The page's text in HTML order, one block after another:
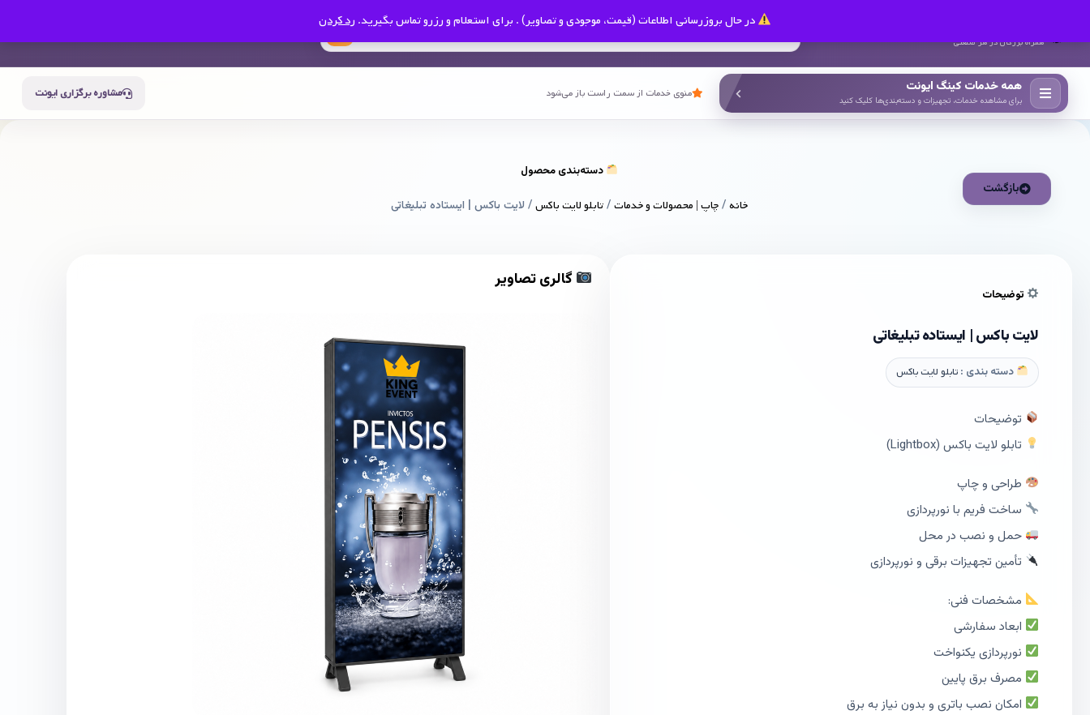
در حال بروزرسانی اطلاعات (قیمت، موجودی و تصاویر) . برای استعلام و رزرو تماس بگیرید. رد کردن
همراه بزرگان در هر صنعتی
همه خدمات کینگ ایونت
برای مشاهده خدمات، تجهیزات و دسته‌بندی‌ها کلیک کنید
منوی خدمات از سمت راست باز می‌شود مشاوره برگزاری ایونت
بازگشت
دسته‌بندی محصول
خانه/چاپ | محصولات و خدمات/تابلو لایت باکس/ لایت باکس | ایستاده تبلیغاتی
گالری تصاویر
توضیحات
لایت باکس | ایستاده تبلیغاتی
دسته بندی :تابلو لایت باکس
توضیحات
تابلو لایت باکس (Lightbox)
طراحی و چاپ
ساخت فریم با نورپردازی
حمل و نصب در محل
تأمین تجهیزات برقی و نورپردازی
مشخصات فنی:
ابعاد سفارشی
نورپردازی یکنواخت
مصرف برق پایین
امکان نصب باتری و بدون نیاز به برق